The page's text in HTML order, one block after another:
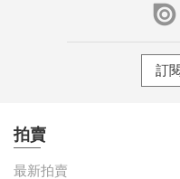
訂
拍賣
最新拍賣